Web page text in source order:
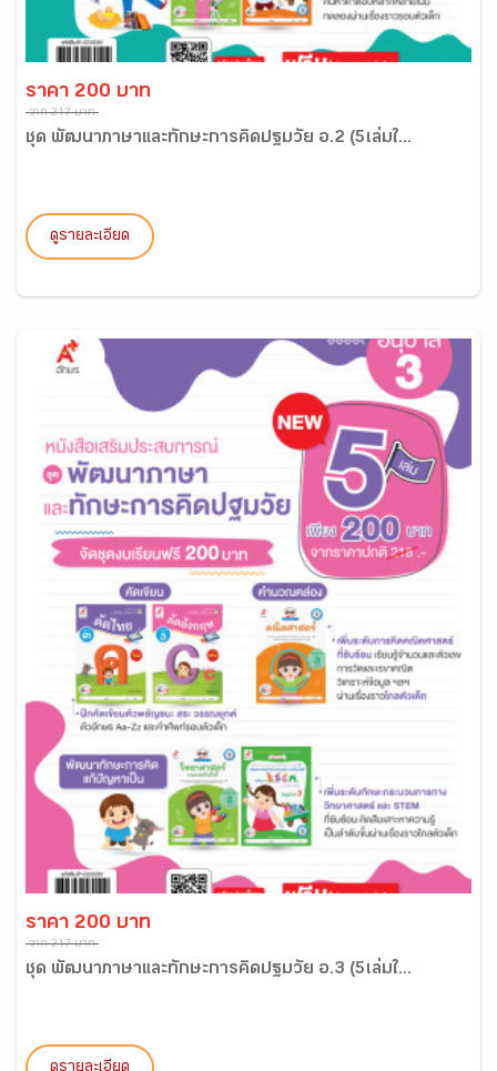
ราคา 200 บาท
จาก 217 บาท
ชุด พัฒนาภาษาและทักษะการคิดปฐมวัย อ.2 (5เล่มใ...
ดูรายละเอียด
ราคา 200 บาท
จาก 217 บาท
ชุด พัฒนาภาษาและทักษะการคิดปฐมวัย อ.3 (5เล่มใ...